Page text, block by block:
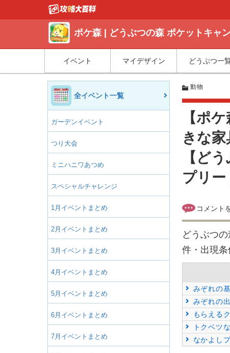
ポケ森 | どうぶつの森 ポケットキャ
イベント マイデザイン どうぶつ一
全イベント一覧
ガーデンイベント
つり大会
ミニハニワあつめ
スペシャルチャレンジ
1月イベントまとめ
2月イベントまとめ
3月イベントまとめ
4月イベントまとめ
5月イベントまとめ
6月イベントまとめ
7月イベントまとめ
動物
【ポ
きな
【ど
プリー
どうぶつ
件・出現条
みぞれの
みぞれの
もらえる
トクベツ
なかよし